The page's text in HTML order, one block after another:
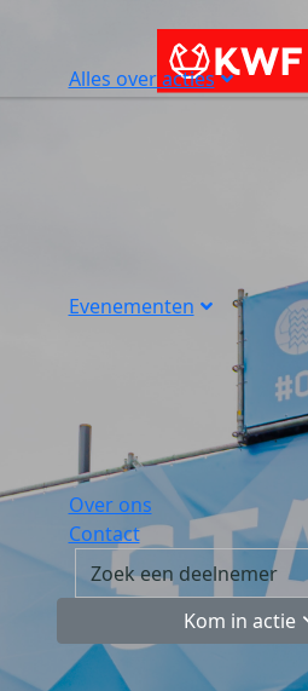
Alles over acties
Evenementen
Over ons
Contact
Kom in actie